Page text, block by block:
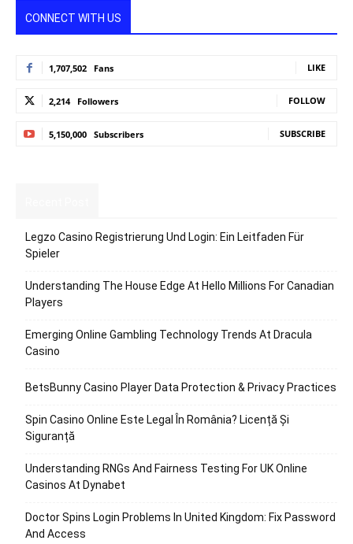
CONNECT WITH US
1,707,502 Fans LIKE
2,214 Followers FOLLOW
5,150,000 Subscribers SUBSCRIBE
Legzo Casino Registrierung Und Login: Ein Leitfaden Für
Spieler
Understanding The House Edge At Hello Millions For Canadian
Players
Emerging Online Gambling Technology Trends At Dracula
Casino
BetsBunny Casino Player Data Protection & Privacy Practices
Spin Casino Online Este Legal În România? Licență Și
Siguranță
Understanding RNGs And Fairness Testing For UK Online
Casinos At Dynabet
Doctor Spins Login Problems In United Kingdom: Fix Password
And Access